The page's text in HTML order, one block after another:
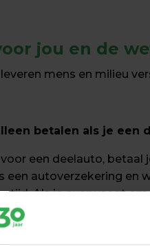
jou en de
leveren mens en milieu
betalen als je een
een deelauto, betaal
een autoverzekering en
tijd. Als je overweegt